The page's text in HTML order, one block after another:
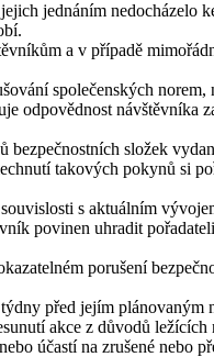
jednáním nedocházelo
a v případě
společenských
odpovědnost návštěvníka
složek
takových pokynů si
s aktuálním
povinen uhradit
porušení
před jejím plánovaným
akce z důvodů
účastí na zrušené nebo